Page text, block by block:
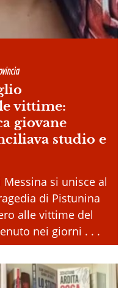
vittime:
giovane
studio e
Messina si unisce al
di Pistunina
alle vittime del
nei giorni . . .